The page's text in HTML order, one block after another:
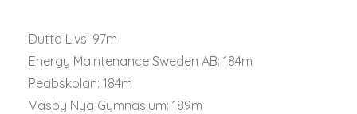
Dutta Livs: 97m
Energy Maintenance Sweden AB: 184m
Peabskolan: 184m
Väsby Nya Gymnasium: 189m